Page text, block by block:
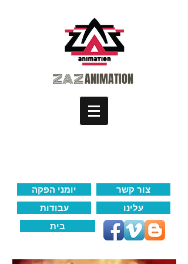
​ZAZANIMATION
יומני הפקה
צור קשר
עבודות
עלינו
בית